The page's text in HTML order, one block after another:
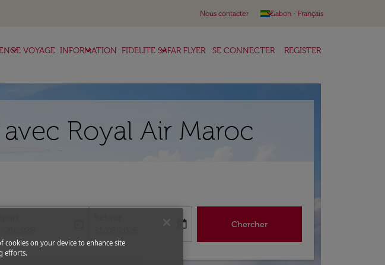
Nous contacter Gabon - Français
keyboard_arrow_down
VOYAGE
keyboard_arrow_down INFORMATION
keyboard_arrow_down FIDELITE SAFAR FLYER
keyboard_arrow_down SE CONNECTER REGISTER
Royal Air Maroc
fc-booking-return-date-aria-label
today Chercher
cookies on your device to enhance site
efforts.